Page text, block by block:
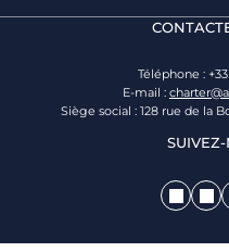
Téléphone :
E-mail :
Siège social : 128 rue de la